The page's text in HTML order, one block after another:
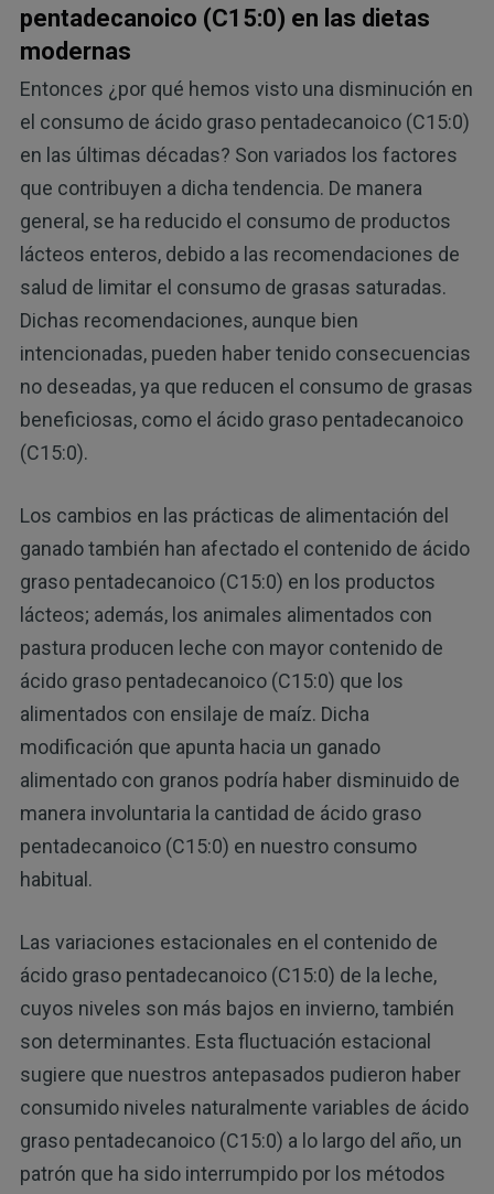
pentadecanoico (C15:0) en las dietas
modernas
Entonces ¿por qué hemos visto una disminución en
el consumo de ácido graso pentadecanoico (C15:0)
en las últimas décadas? Son variados los factores
que contribuyen a dicha tendencia. De manera
general, se ha reducido el consumo de productos
lácteos enteros, debido a las recomendaciones de
salud de limitar el consumo de grasas saturadas.
Dichas recomendaciones, aunque bien
intencionadas, pueden haber tenido consecuencias
no deseadas, ya que reducen el consumo de grasas
beneficiosas, como el ácido graso pentadecanoico
(C15:0).
Los cambios en las prácticas de alimentación del
ganado también han afectado el contenido de ácido
graso pentadecanoico (C15:0) en los productos
lácteos; además, los animales alimentados con
pastura producen leche con mayor contenido de
ácido graso pentadecanoico (C15:0) que los
alimentados con ensilaje de maíz. Dicha
modificación que apunta hacia un ganado
alimentado con granos podría haber disminuido de
manera involuntaria la cantidad de ácido graso
pentadecanoico (C15:0) en nuestro consumo
habitual.
Las variaciones estacionales en el contenido de
ácido graso pentadecanoico (C15:0) de la leche,
cuyos niveles son más bajos en invierno, también
son determinantes. Esta fluctuación estacional
sugiere que nuestros antepasados pudieron haber
consumido niveles naturalmente variables de ácido
graso pentadecanoico (C15:0) a lo largo del año, un
patrón que ha sido interrumpido por los métodos